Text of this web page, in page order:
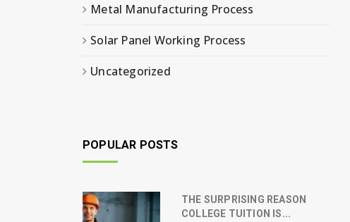
Metal Manufacturing Process
Solar Panel Working Process
Uncategorized
POPULAR POSTS
THE SURPRISING REASON
COLLEGE TUITION IS...